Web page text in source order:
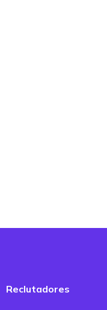
Reclutadores